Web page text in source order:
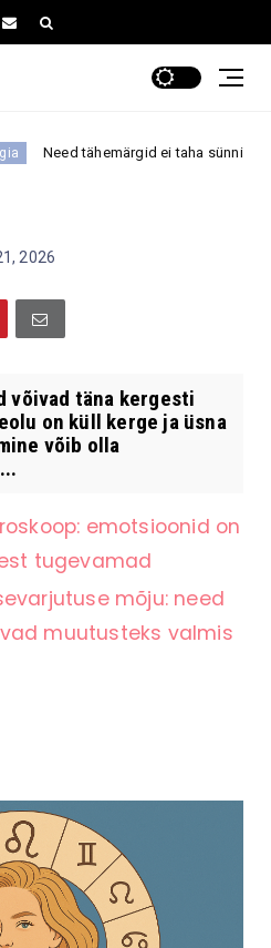
Need tähemärgid ei taha
2026
võivad täna kergesti
on küll kerge ja üsna
võib olla
emotsioonid on
tugevamad
mõju: need
muutusteks valmis